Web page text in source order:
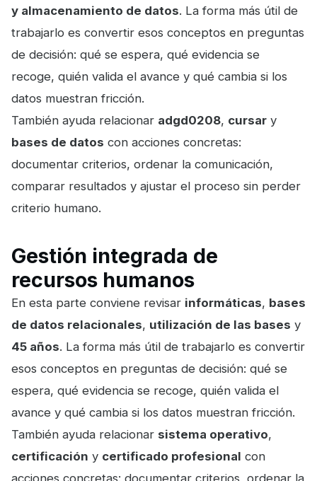
y almacenamiento de datos. La forma más útil de
trabajarlo es convertir esos conceptos en preguntas
de decisión: qué se espera, qué evidencia se
recoge, quién valida el avance y qué cambia si los
datos muestran fricción.
También ayuda relacionar adgd0208, cursar y
bases de datos con acciones concretas:
documentar criterios, ordenar la comunicación,
comparar resultados y ajustar el proceso sin perder
criterio humano.
Gestión integrada de
recursos humanos
En esta parte conviene revisar informáticas, bases
de datos relacionales, utilización de las bases y
45 años. La forma más útil de trabajarlo es convertir
esos conceptos en preguntas de decisión: qué se
espera, qué evidencia se recoge, quién valida el
avance y qué cambia si los datos muestran fricción.
También ayuda relacionar sistema operativo,
certificación y certificado profesional con